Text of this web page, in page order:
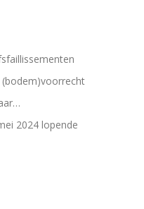
2024 lopende